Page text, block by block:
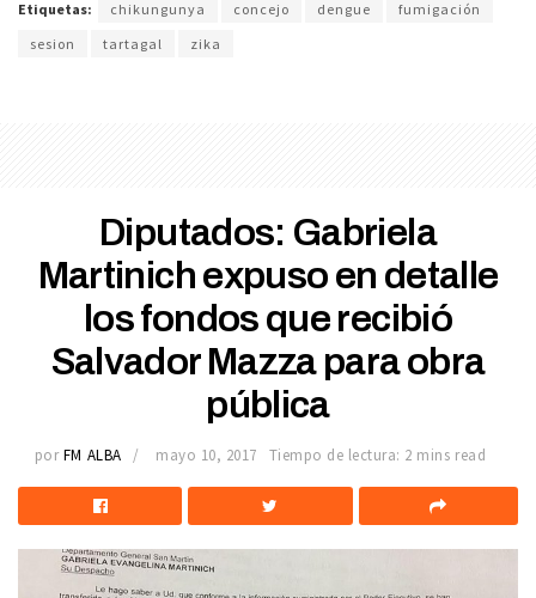
Etiquetas: chikungunya concejo dengue
fumigación
sesion
tartagal zika
Diputados: Gabriela
Martinich expuso en detalle
los fondos que recibió
Salvador Mazza para obra
pública
por FM ALBA mayo 10, 2017 Tiempo de lectura: 2 mins read